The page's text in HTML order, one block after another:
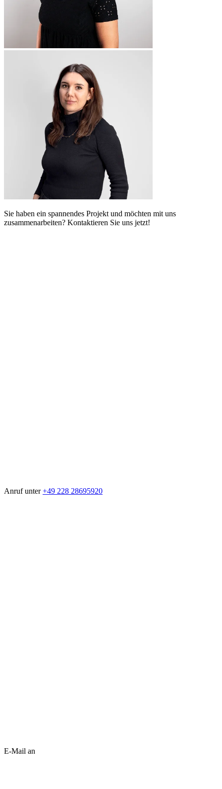
Sie haben ein spannendes Projekt und möchten mit uns
zusammenarbeiten? Kontaktieren Sie uns jetzt!
Anruf unter +49 228 28695920
E-Mail an